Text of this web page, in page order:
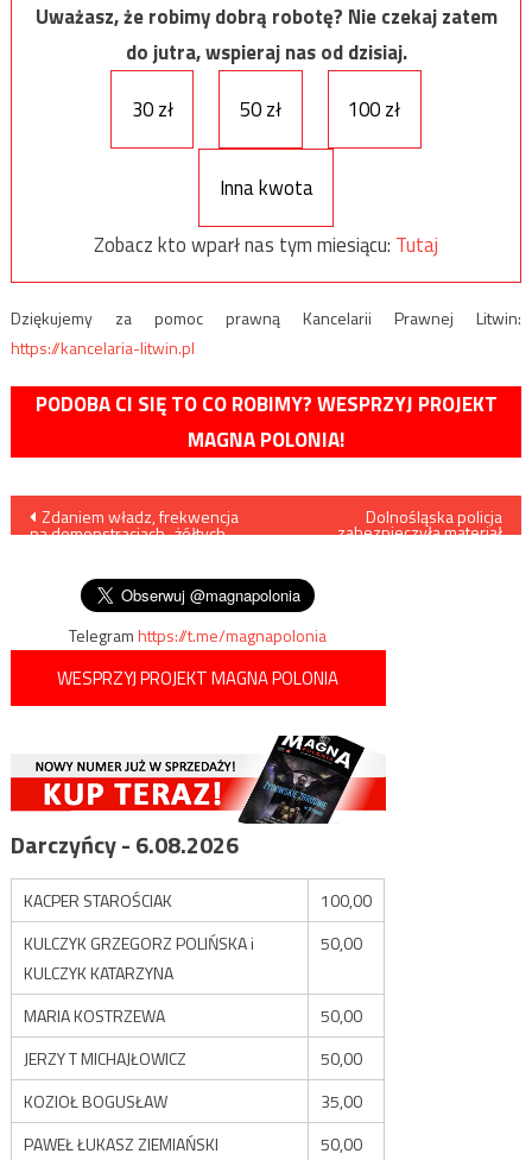
Uważasz, że robimy dobrą robotę? Nie czekaj zatem
do jutra, wspieraj nas od dzisiaj.
30 zł
50 zł 100 zł
Inna kwota
Zobacz kto wparł nas tym miesiącu: Tutaj
Dziękujemy za pomoc prawną Kancelarii Prawnej Litwin:
https://kancelaria-litwin.pl
PODOBA CI SIĘ TO CO ROBIMY? WESPRZYJ PROJEKT
MAGNA POLONIA!
Nawigacja
wpisu
Zdaniem władz, frekwencja
na demonstracjach „żółtych
Dolnośląska policja
zabezpieczyła materiał
Telegramhttps://t.me/magnapolonia
WESPRZYJ PROJEKT MAGNA POLONIA
Darczyńcy - 6.08.2026
KACPER STAROŚCIAK
100,00
KULCZYK GRZEGORZ POLIŃSKA i
KULCZYK KATARZYNA
50,00
MARIA KOSTRZEWA
50,00
JERZY T MICHAJŁOWICZ
50,00
KOZIOŁ BOGUSŁAW
35,00
PAWEŁ ŁUKASZ ZIEMIAŃSKI
50,00